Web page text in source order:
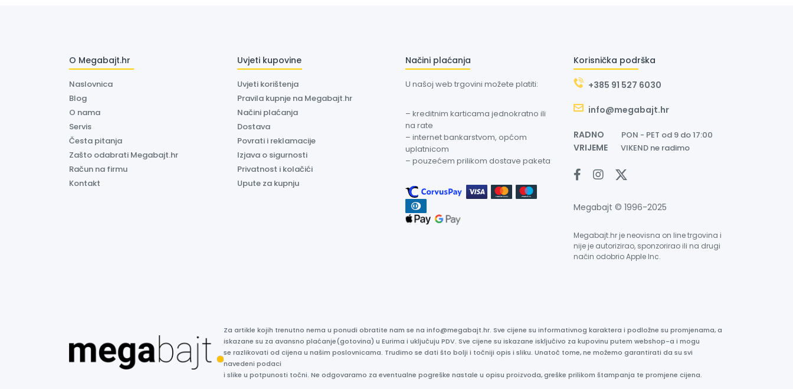
O Megabajt.hr
Naslovnica
Blog
O nama
Servis
Česta pitanja
Zašto odabrati Megabajt.hr
Račun na firmu
Kontakt
Uvjeti kupovine
Uvjeti korištenja
Pravila kupnje na Megabajt.hr
Načini plaćanja
Dostava
Povrati i reklamacije
Izjava o sigurnosti
Privatnost i kolačići
Upute za kupnju
Načini plaćanja
U našoj web trgovini možete platiti:
– kreditnim karticama jednokratno ili
na rate
– internet bankarstvom, općom
uplatnicom
– pouzećem prilikom dostave paketa
Korisnička podrška
+385 91 527 6030
info@megabajt.hr
RADNO PON - PET od 9 do 17:00
VRIJEME VIKEND ne radimo
Megabajt © 1996-2025
Megabajt.hr je neovisna on line trgovina i
nije je autorizirao, sponzorirao ili na drugi
način odobrio Apple Inc.
Za artikle kojih trenutno nema u ponudi obratite nam se na info@megabajt.hr. Sve cijene su informativnog karaktera i podložne su promjenama, a
iskazane su za avansno plaćanje(gotovina) u Eurima i uključuju PDV. Sve cijene su iskazane isključivo za kupovinu putem webshop-a i mogu
se razlikovati od cijena u našim poslovnicama. Trudimo se dati što bolji i točniji opis i sliku. Unatoč tome, ne možemo garantirati da su svi
navedeni podaci
i slike u potpunosti točni. Ne odgovaramo za eventualne pogreške nastale u opisu proizvoda, greške prilikom štampanja te promjene cijena.